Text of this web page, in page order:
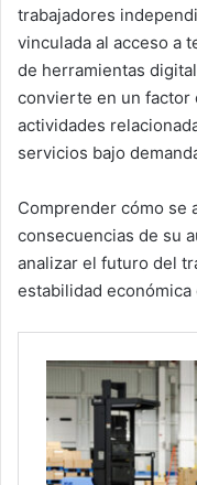
trabajadores
vinculada al acceso a
de herramientas
convierte en un factor
actividades
servicios bajo
Comprender cómo se
consecuencias de su
analizar el futuro del
estabilidad